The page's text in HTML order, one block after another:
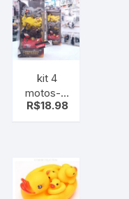
kit 4
motos- –
moto de
R$18.98